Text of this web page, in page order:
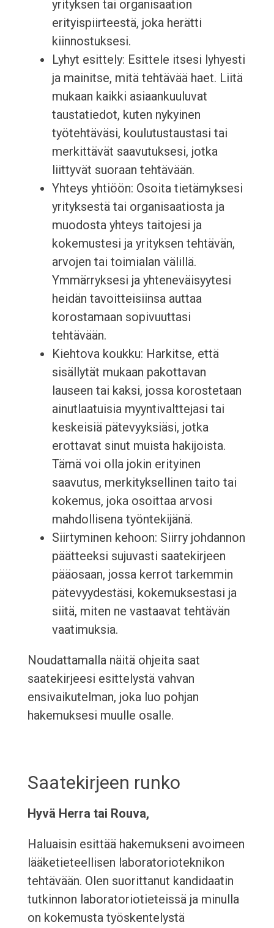
yrityksen tai organisaation
erityispiirteestä, joka herätti
kiinnostuksesi.
Lyhyt esittely: Esittele itsesi lyhyesti
ja mainitse, mitä tehtävää haet. Liitä
mukaan kaikki asiaankuuluvat
taustatiedot, kuten nykyinen
työtehtäväsi, koulutustaustasi tai
merkittävät saavutuksesi, jotka
liittyvät suoraan tehtävään.
Yhteys yhtiöön: Osoita tietämyksesi
yrityksestä tai organisaatiosta ja
muodosta yhteys taitojesi ja
kokemustesi ja yrityksen tehtävän,
arvojen tai toimialan välillä.
Ymmärryksesi ja yhteneväisyytesi
heidän tavoitteisiinsa auttaa
korostamaan sopivuuttasi
tehtävään.
Kiehtova koukku: Harkitse, että
sisällytät mukaan pakottavan
lauseen tai kaksi, jossa korostetaan
ainutlaatuisia myyntivalttejasi tai
keskeisiä pätevyyksiäsi, jotka
erottavat sinut muista hakijoista.
Tämä voi olla jokin erityinen
saavutus, merkityksellinen taito tai
kokemus, joka osoittaa arvosi
mahdollisena työntekijänä.
Siirtyminen kehoon: Siirry johdannon
päätteeksi sujuvasti saatekirjeen
pääosaan, jossa kerrot tarkemmin
pätevyydestäsi, kokemuksestasi ja
siitä, miten ne vastaavat tehtävän
vaatimuksia.
Noudattamalla näitä ohjeita saat
saatekirjeesi esittelystä vahvan
ensivaikutelman, joka luo pohjan
hakemuksesi muulle osalle.
Saatekirjeen runko
Hyvä Herra tai Rouva,
Haluaisin esittää hakemukseni avoimeen
lääketieteellisen laboratorioteknikon
tehtävään. Olen suorittanut kandidaatin
tutkinnon laboratoriotieteissä ja minulla
on kokemusta työskentelystä